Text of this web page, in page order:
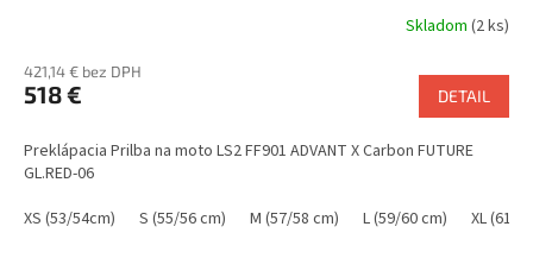
Skladom (2 ks)
421,14 € bez DPH
518 € DETAIL
Preklápacia Prilba na moto LS2 FF901 ADVANT X Carbon FUTURE
GL.RED-06
XS (53/54cm)
S (55/56 cm) M (57/58 cm) L (59/60 cm) XL (61/